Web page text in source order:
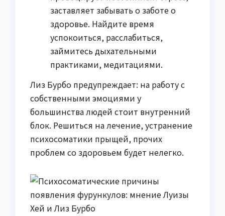
заставляет забывать о заботе о
здоровье. Найдите время
успокоиться, расслабиться,
займитесь дыхательными
практиками, медитациями.
Лиз Бурбо предупреждает: на работу с
собственными эмоциями у
большинства людей стоит внутренний
блок. Решиться на лечение, устранение
психосоматики прыщей, прочих
проблем со здоровьем будет нелегко.